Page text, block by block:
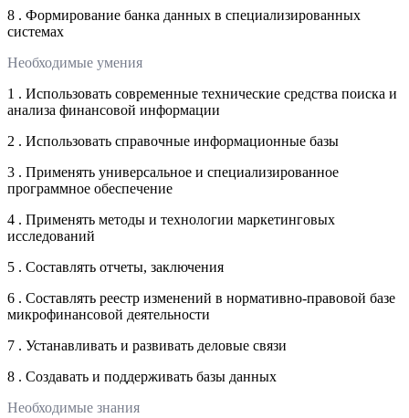
8 . Формирование банка данных в специализированных
системах
Необходимые умения
1 . Использовать современные технические средства поиска и
анализа финансовой информации
2 . Использовать справочные информационные базы
3 . Применять универсальное и специализированное
программное обеспечение
4 . Применять методы и технологии маркетинговых
исследований
5 . Составлять отчеты, заключения
6 . Составлять реестр изменений в нормативно-правовой базе
микрофинансовой деятельности
7 . Устанавливать и развивать деловые связи
8 . Создавать и поддерживать базы данных
Необходимые знания